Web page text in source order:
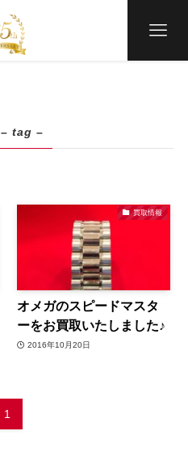
– tag –
買取情報
オメガのスピードマスタ
ーをお買取いたしました♪
2016年10月20日
1